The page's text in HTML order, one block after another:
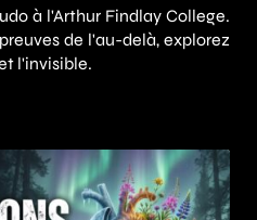
à l'Arthur Findlay College.
de l'au-delà, explorez
l'invisible.